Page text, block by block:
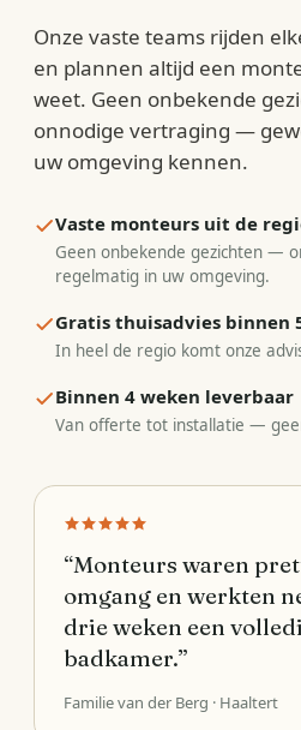
Onze vaste teams rijden
en plannen altijd een
weet. Geen onbekende
onnodige vertraging —
uw omgeving kennen.
Vaste monteurs uit de
Geen onbekende gezichten —
regelmatig in uw omgeving.
Gratis thuisadvies binnen
In heel de regio komt onze
Binnen 4 weken leverbaar
Van offerte tot installatie —
“Monteurs waren
omgang en werkten
drie weken een
badkamer.”
Familie van der Berg · Haaltert